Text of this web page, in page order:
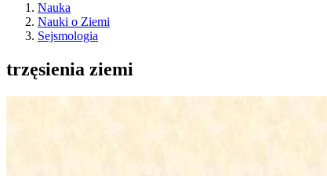
Nauka
Nauki o Ziemi
Sejsmologia
trzęsienia ziemi